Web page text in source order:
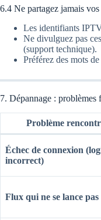
6.4 Ne partagez jamais
Les identifiants
Ne divulguez pas
(support technique).
Préférez des mots
7. Dépannage : problèmes
Problème
Échec de connexion
incorrect)
Flux qui ne se lance pas